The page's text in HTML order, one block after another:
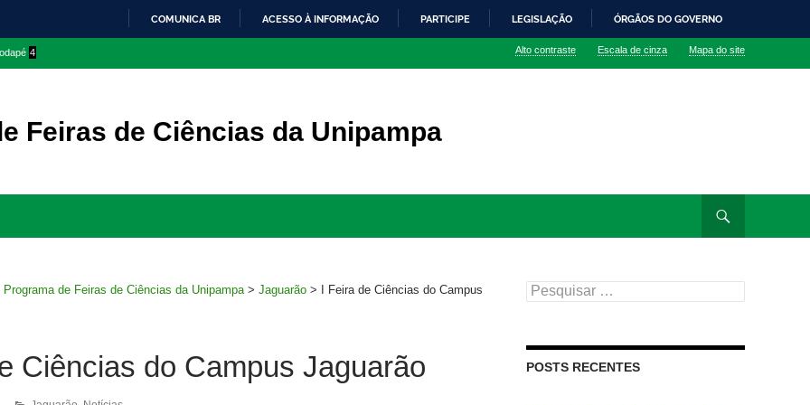
O
COMUNICA BR ACESSO À INFORMAÇÃO PARTICIPE LEGISLAÇÃO ÓRGÃOS DO GOVERNO
4 Alto contraste Escala de cinza Mapa do site
Feiras de Ciências da Unipampa
Programa de Feiras de Ciências da Unipampa > Jaguarão > I Feira de Ciências do Campus
Ciências do Campus Jaguarão
Pesquisar
por:
POSTS RECENTES